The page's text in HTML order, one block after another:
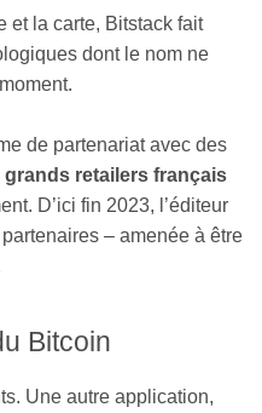
et la carte, Bitstack fait
dont le nom ne
de partenariat avec des
grands retailers français
D’ici fin 2023, l’éditeur
– amenée à être
Bitcoin
Une autre application,